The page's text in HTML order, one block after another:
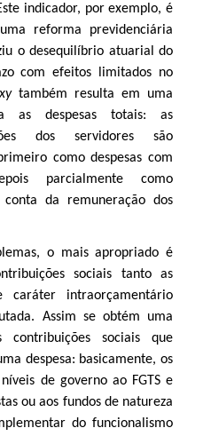
indicador, por exemplo, é
reforma previdenciária
o desequilíbrio atuarial do
com efeitos limitados no
também resulta em uma
as despesas totais: as
dos servidores são
como despesas com
parcialmente como
da remuneração dos
o mais apropriado é
sociais tanto as
caráter intraorçamentário
Assim se obtém uma
sociais que
despesa: basicamente, os
de governo ao FGTS e
ou aos fundos de natureza
do funcionalismo